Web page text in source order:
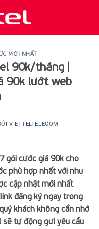
MỚI NHẤT
90k/tháng |
90k lướt web
VIETTELTELECOM
gói cước giá 90k cho
phù hợp nhất với nhu
cập nhật mới nhất
đăng ký ngay trong
khách không cần nhớ
tự động gửi yêu cầu